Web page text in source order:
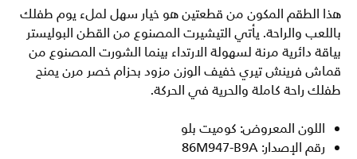
هذا الطقم المكون من قطعتين هو خيار سهل لملء يوم طفلك
باللعب والراحة. يأتي التيشيرت المصنوع من القطن البوليستر
بياقة دائرية مرنة لسهولة الارتداء بينما الشورت المصنوع من
قماش فرينش تيري خفيف الوزن مزود بحزام خصر مرن يمنح
طفلك راحة كاملة والحرية في الحركة.
اللون المعروض: كوميت بلو
رقم الإصدار: 86M947-B9A